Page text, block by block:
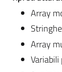
Array
Array